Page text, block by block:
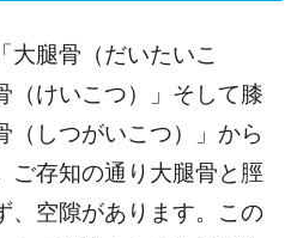
大腿骨（だいたいこ
（けいこつ）」そして膝
（しつがいこつ）」から
ご存知の通り大腿骨と脛
、空隙があります。この